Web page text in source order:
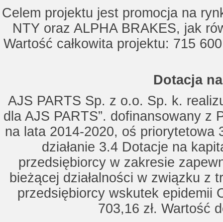
Celem projektu jest promocja na
NTY oraz ALPHA BRAKES, jak
Wartość całkowita projektu: 715
Dotacja
AJS PARTS Sp. z o.o. Sp. k.
dla AJS PARTS”. dofinansowany z
na lata 2014-2020, oś priorytetowa
działanie 3.4 Dotacje na
przedsiębiorcy w zakresie
bieżącej działalności w związku z
przedsiębiorcy wskutek epidemii
703,16 zł. Wartość